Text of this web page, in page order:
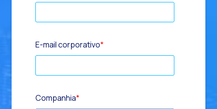
E-mail corporativo*
Companhia*